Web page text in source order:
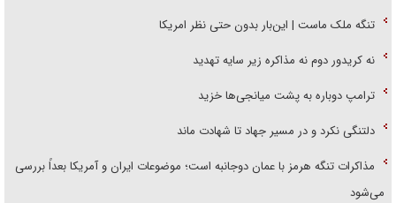
تنگه ملک ماست | این‌بار بدون حتی نظر امریکا
نه کریدور دوم نه مذاکره زیر سایه تهدید
ترامپ دوباره به پشت میانجی‌ها خزید
دلتنگی نکرد و در مسیر جهاد تا شهادت ماند
مذاکرات تنگه هرمز با عمان دوجانبه است؛ موضوعات ایران و آمریکا بعداً بررسی
می‌شود